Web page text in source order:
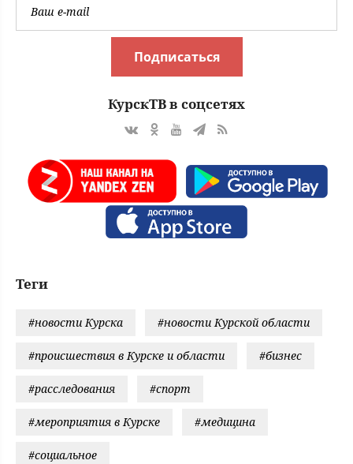
Подписаться
КурскТВ в соцсетях
Теги
#новости Курска #новости Курской области
#происшествия в Курске и области #бизнес
#расследования #спорт
#мероприятия в Курске #медицина
#социальное